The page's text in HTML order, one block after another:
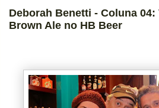
Deborah Benetti - Coluna
Brown Ale no HB Beer